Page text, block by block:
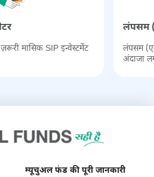
मासिक SIP इन्वेस्टमेंट
लंपसम
लंपसम
अंदाजा
म्यूचुअल फंड की पूरी जानकारी